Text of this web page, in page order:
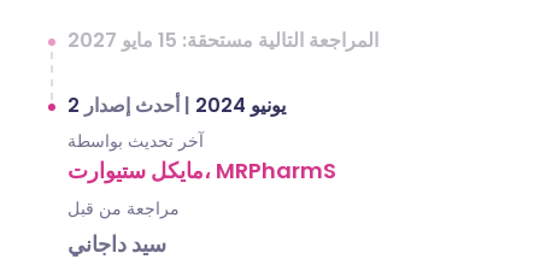
المراجعة التالية مستحقة: 15 مايو 2027
2 يونيو 2024 |أحدث إصدار
آخر تحديث بواسطة
مايكل ستيوارت، MRPharmS
مراجعة من قبل
سيد داجاني